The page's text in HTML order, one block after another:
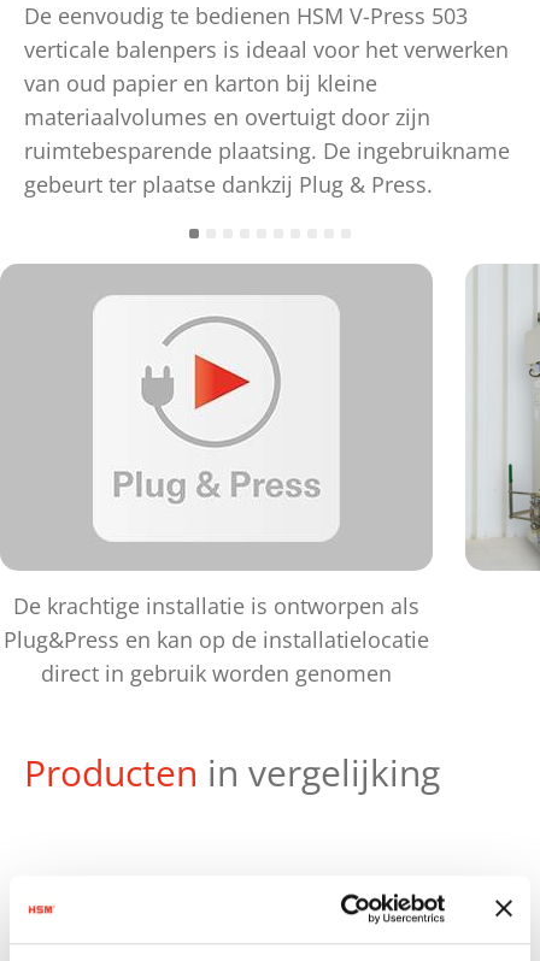
De eenvoudig te bedienen HSM V-Press 503
verticale balenpers is ideaal voor het verwerken
van oud papier en karton bij kleine
materiaalvolumes en overtuigt door zijn
ruimtebesparende plaatsing. De ingebruikname
gebeurt ter plaatse dankzij Plug & Press.
De krachtige installatie is ontworpen als
Plug&Press en kan op de installatielocatie
direct in gebruik worden genomen
Producten in vergelijking